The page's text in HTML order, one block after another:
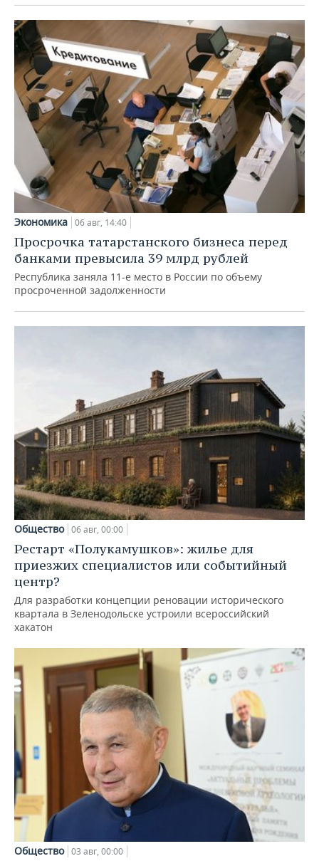
Экономика 06 авг, 14:40
Просрочка татарстанского бизнеса перед
банками превысила 39 млрд рублей
Республика заняла 11-е место в России по объему
просроченной задолженности
Общество 06 авг, 00:00
Рестарт «Полукамушков»: жилье для
приезжих специалистов или событийный
центр?
Для разработки концепции реновации исторического
квартала в Зеленодольске устроили всероссийский
хакатон
Общество 03 авг, 00:00